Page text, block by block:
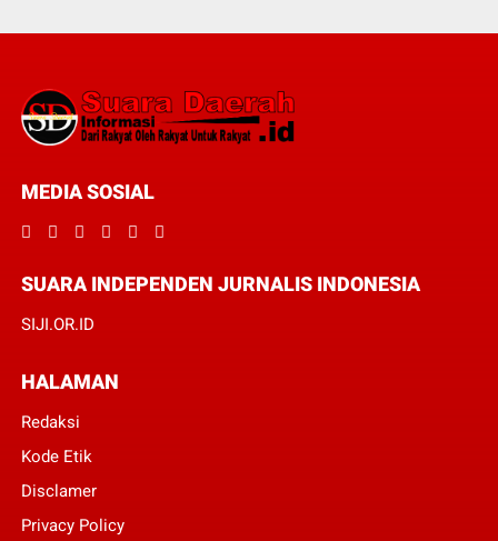
MEDIA SOSIAL
SUARA INDEPENDEN JURNALIS INDONESIA
SIJI.OR.ID
HALAMAN
Redaksi
Kode Etik
Disclamer
Privacy Policy